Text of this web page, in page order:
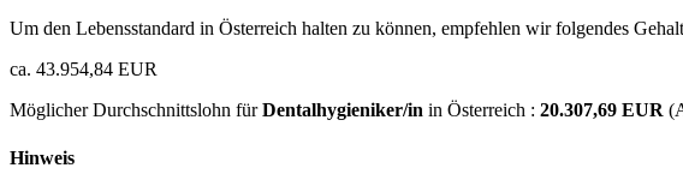
Um den Lebensstandard in Österreich halten zu können, empfehlen wir folgendes
ca. 43.954,84 EUR
Möglicher Durchschnittslohn fürDentalhygieniker/in in Österreich : 20.307,69 EUR
Hinweis